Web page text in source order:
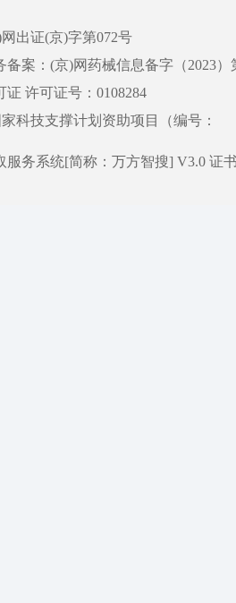
出证(京)字第072号
案：(京)网药械信息备字（2023）
许可证号：0108284
科技支撑计划资助项目（编号：
服务系统[简称：万方智搜] V3.0 证